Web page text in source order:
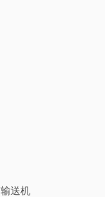
送机